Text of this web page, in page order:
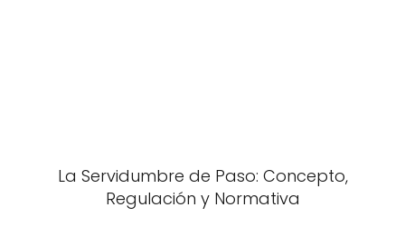
La Servidumbre de Paso: Concepto,
Regulación y Normativa